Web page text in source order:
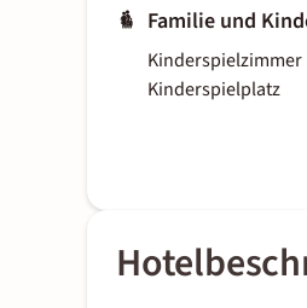
Familie und
Kinderspielzimmer
Kinderspielplatz